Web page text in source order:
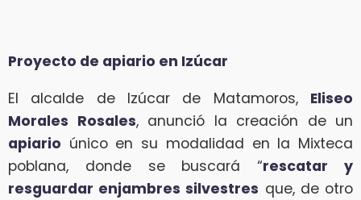
Proyecto de apiario en Izúcar
El alcalde de Izúcar de Matamoros, Eliseo
Morales Rosales, anunció la creación de un
apiario único en su modalidad en la Mixteca
poblana, donde se buscará “rescatar y
resguardar enjambres silvestres que, de otro